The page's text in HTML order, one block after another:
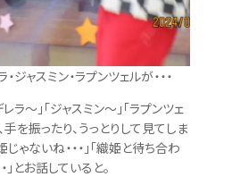
ャスミン・ラプンツェルが・・・
ラ～」「ジャスミン～」「ラプンツェ
を振ったり、うっとりして見てしま
じゃないね・・・」「織姫と待ち合わ
」とお話していると。